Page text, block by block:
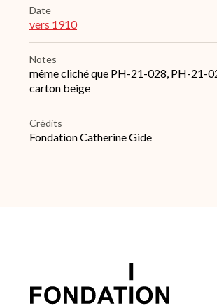
Date
vers 1910
Notes
même cliché que PH-21-028, PH-21-
carton beige
Crédits
Fondation Catherine Gide